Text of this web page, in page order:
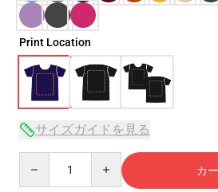
Print Location
サイズガイドを見る
カ